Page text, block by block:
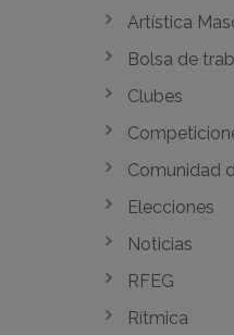
Artística
Bolsa de
Clubes
Comunidad
Elecciones
Noticias
RFEG
Rítmica